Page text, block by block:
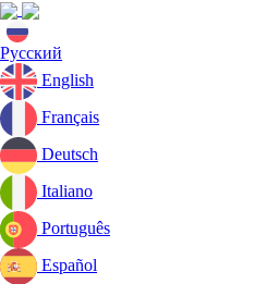
Current
language:
Русский
English
Français
Deutsch
Italiano
Português
Español